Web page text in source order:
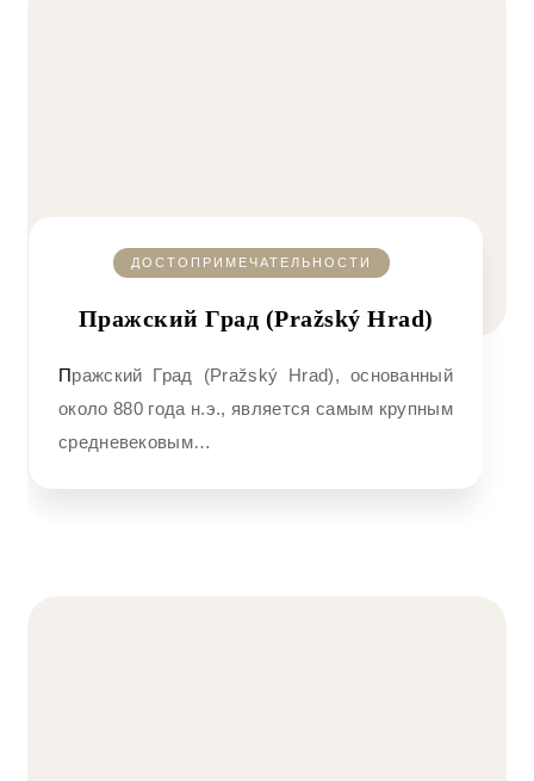
ДОСТОПРИМЕЧАТЕЛЬНОСТИ
Пражский Град (Pražský Hrad)
Пражский Град (Pražský Hrad), основанный
около 880 года н.э., является самым крупным
средневековым…